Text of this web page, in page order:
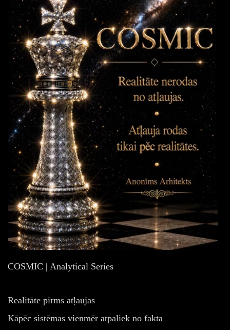
COSMIC | Analytical Series
Realitāte pirms atļaujas
Kāpēc sistēmas vienmēr atpaliek no fakta